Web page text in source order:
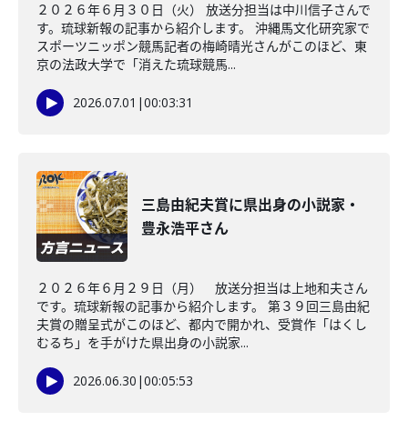
２０２６年６月３０日（火） 放送分担当は中川信子さんで
す。琉球新報の記事から紹介します。 沖縄馬文化研究家で
スポーツニッポン競馬記者の梅崎晴光さんがこのほど、東
京の法政大学で「消えた琉球競馬...
2026.07.01 |00:03:31
三島由紀夫賞に県出身の小説家・
豊永浩平さん
２０２６年６月２９日（月） 放送分担当は上地和夫さん
です。琉球新報の記事から紹介します。 第３９回三島由紀
夫賞の贈呈式がこのほど、都内で開かれ、受賞作「はくし
むるち」を手がけた県出身の小説家...
2026.06.30 |00:05:53